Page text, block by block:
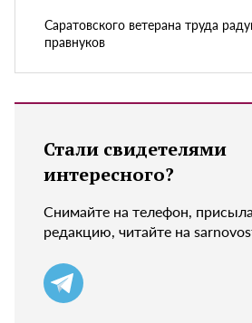
Саратовского ветерана труда
правнуков
Стали свидетелями
интересного?
Снимайте на телефон,
редакцию, читайте на